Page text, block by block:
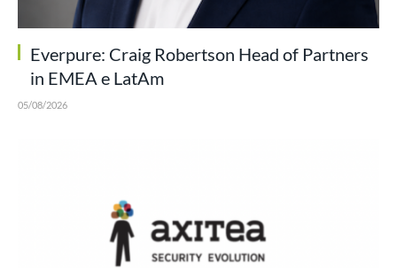
Everpure: Craig Robertson Head of Partners
in EMEA e LatAm
05/08/2026